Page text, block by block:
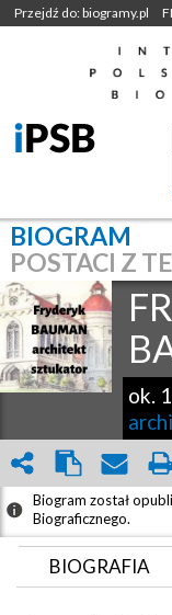
Przejdź do: biogramy.pl
BIOGRAM
POSTACI Z
ok.
Biogram został
Biograficznego.
BIOGRAFIA